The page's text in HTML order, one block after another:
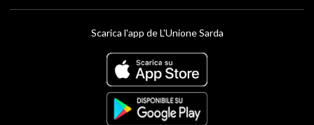
Scarica l'app de L'Unione Sarda